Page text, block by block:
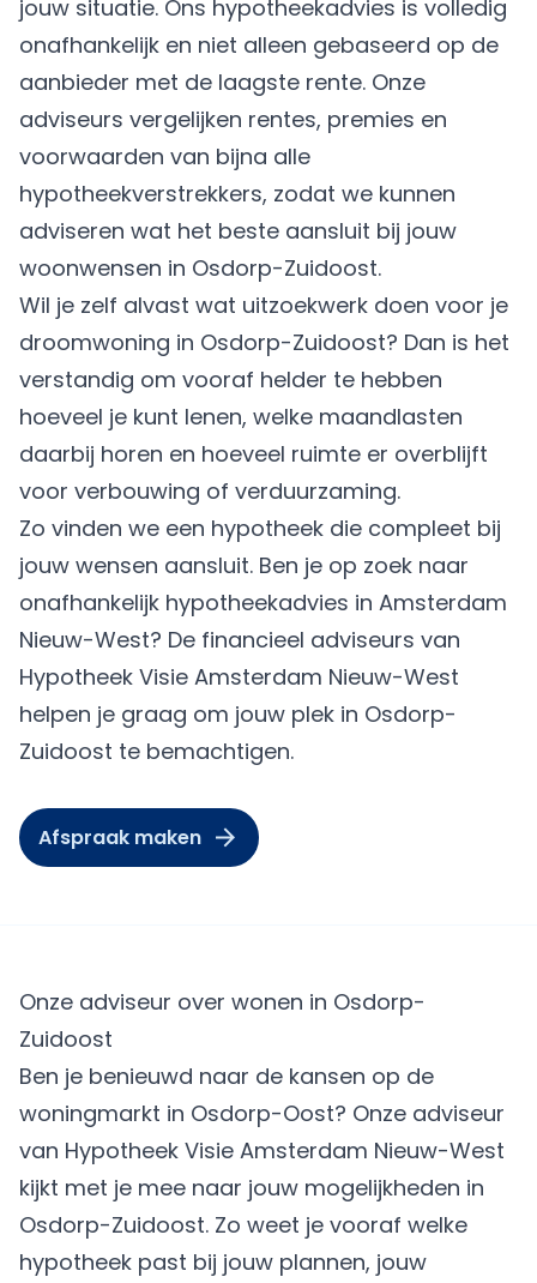
jouw situatie. Ons hypotheekadvies is volledig
onafhankelijk en niet alleen gebaseerd op de
aanbieder met de laagste rente. Onze
adviseurs vergelijken rentes, premies en
voorwaarden van bijna alle
hypotheekverstrekkers, zodat we kunnen
adviseren wat het beste aansluit bij jouw
woonwensen in Osdorp-Zuidoost.
Wil je zelf alvast wat uitzoekwerk doen voor je
droomwoning in Osdorp-Zuidoost? Dan is het
verstandig om vooraf helder te hebben
hoeveel je kunt lenen, welke maandlasten
daarbij horen en hoeveel ruimte er overblijft
voor verbouwing of verduurzaming.
Zo vinden we een hypotheek die compleet bij
jouw wensen aansluit. Ben je op zoek naar
onafhankelijk hypotheekadvies in Amsterdam
Nieuw-West? De financieel adviseurs van
Hypotheek Visie Amsterdam Nieuw-West
helpen je graag om jouw plek in Osdorp-
Zuidoost te bemachtigen.
Afspraak maken
Onze adviseur over wonen in Osdorp-
Zuidoost
Ben je benieuwd naar de kansen op de
woningmarkt in Osdorp-Oost? Onze adviseur
van Hypotheek Visie Amsterdam Nieuw-West
kijkt met je mee naar jouw mogelijkheden in
Osdorp-Zuidoost. Zo weet je vooraf welke
hypotheek past bij jouw plannen, jouw